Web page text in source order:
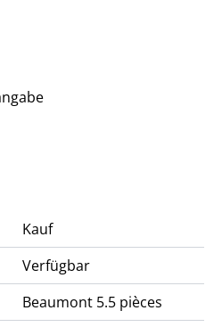
Kauf
Verfügbar
Beaumont 5.5 pièces